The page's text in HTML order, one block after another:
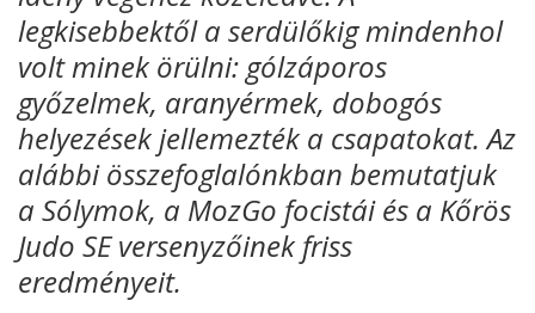
legkisebbektől a serdülőkig mindenhol
volt minek örülni: gólzáporos
győzelmek, aranyérmek, dobogós
helyezések jellemezték a csapatokat. Az
alábbi összefoglalónkban bemutatjuk
a Sólymok, a MozGo focistái és a Kőrös
Judo SE versenyzőinek friss
eredményeit.